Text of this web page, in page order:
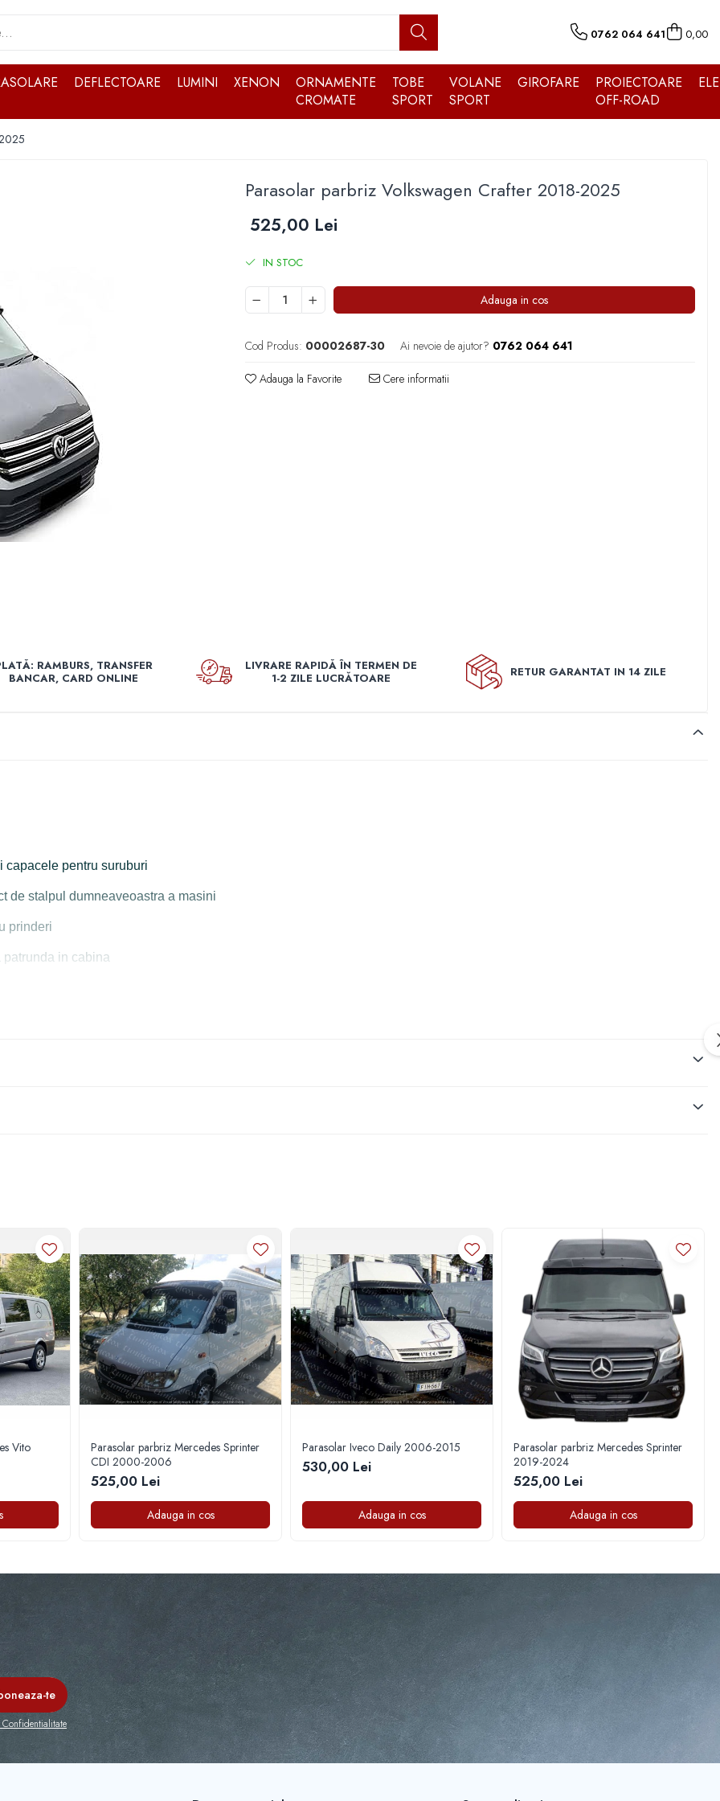
0762 064 641 0,00
DEFLECTOARE LUMINI XENON
ORNAMENTE
CROMATE
TOBE
SPORT
VOLANE
SPORT
GIROFARE
PROIECTOARE
OFF-ROAD
Parasolar parbriz Volkswagen Crafter 2018-2025
525,00 Lei
IN STOC
Adauga in cos
Cod Produs: 00002687-30 Ai nevoie de ajutor? 0762 064 641
Adauga la Favorite Cere informatii
RAMBURS, TRANSFER
BANCAR, CARD ONLINE
LIVRARE RAPIDĂ ÎN TERMEN DE
1-2 ZILE LUCRĂTOARE
RETUR GARANTAT IN 14 ZILE
capacele pentru suruburi
de stalpul dumneaveoastra a masini
prinderi
in cabina
Vito
Parasolar parbriz Mercedes Sprinter
CDI 2000-2006
525,00 Lei
Adauga in cos
Parasolar Iveco Daily 2006-2015
530,00 Lei
Adauga in cos
Parasolar parbriz Mercedes Sprinter
2019-2024
525,00 Lei
Adauga in cos